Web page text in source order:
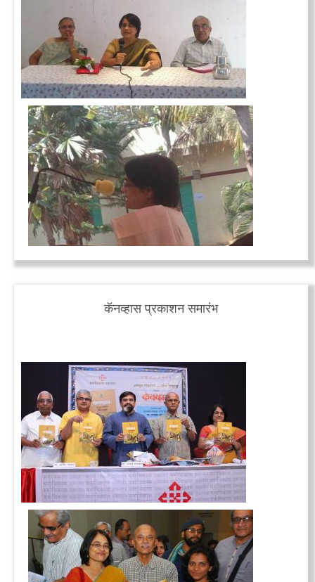
कॅनव्हास प्रकाशन समारंभ